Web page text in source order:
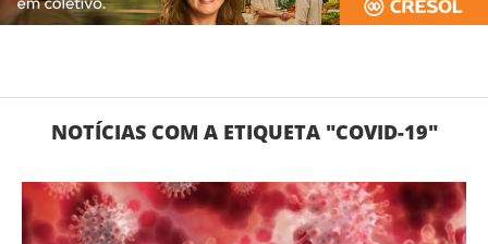
NOTÍCIAS COM A ETIQUETA "COVID-19"